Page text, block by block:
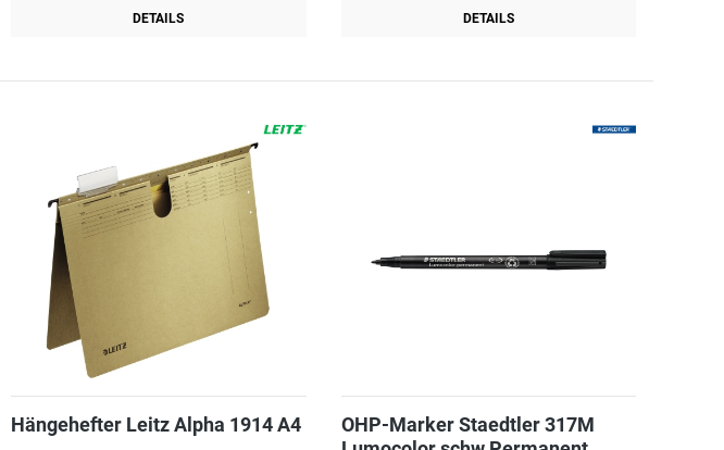
DETAILS DETAILS
Hängehefter Leitz Alpha 1914 A4
OHP-Marker Staedtler 317M